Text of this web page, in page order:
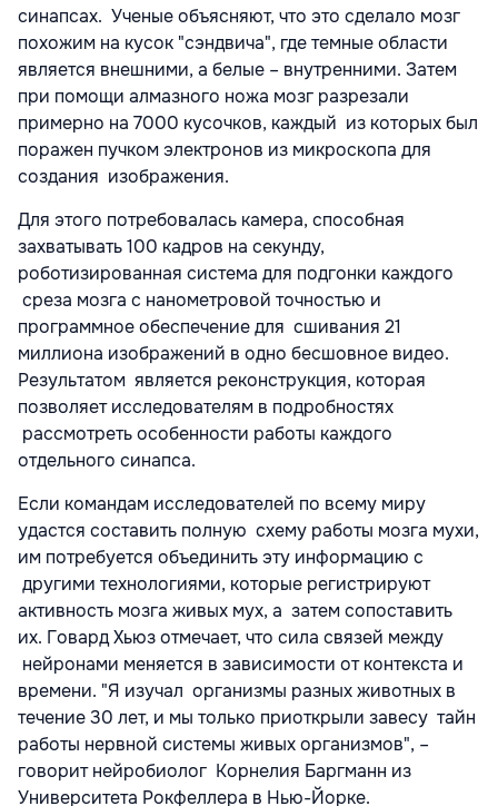
синапсах. Ученые объясняют, что это сделало мозг
похожим на кусок "сэндвича", где темные области
является внешними, а белые – внутренними. Затем
при помощи алмазного ножа мозг разрезали
примерно на 7000 кусочков, каждый из которых был
поражен пучком электронов из микроскопа для
создания изображения.
Для этого потребовалась камера, способная
захватывать 100 кадров на секунду,
роботизированная система для подгонки каждого
среза мозга с нанометровой точностью и
программное обеспечение для сшивания 21
миллиона изображений в одно бесшовное видео.
Результатом является реконструкция, которая
позволяет исследователям в подробностях
рассмотреть особенности работы каждого
отдельного синапса.
Если командам исследователей по всему миру
удастся составить полную схему работы мозга мухи,
им потребуется объединить эту информацию с
другими технологиями, которые регистрируют
активность мозга живых мух, а затем сопоставить
их. Говард Хьюз отмечает, что сила связей между
нейронами меняется в зависимости от контекста и
времени. "Я изучал организмы разных животных в
течение 30 лет, и мы только приоткрыли завесу тайн
работы нервной системы живых организмов", –
говорит нейробиолог Корнелия Баргманн из
Университета Рокфеллера в Нью-Йорке.